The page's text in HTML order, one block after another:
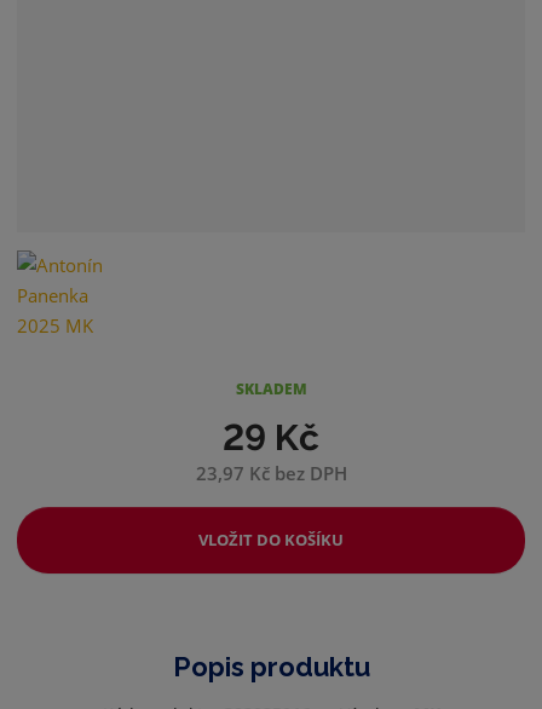
29 Kč
23,97 Kč bez DPH
SKLADEM
VLOŽIT DO KOŠÍKU
Popis produktu